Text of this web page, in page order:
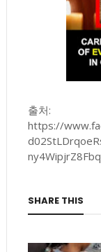
출처:
https://
SHARE THIS